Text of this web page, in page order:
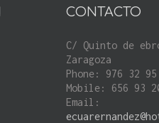
CONTACTO
C/ Quinto de
Zaragoza
Phone: 976 32
Mobile: 656 93
Email: